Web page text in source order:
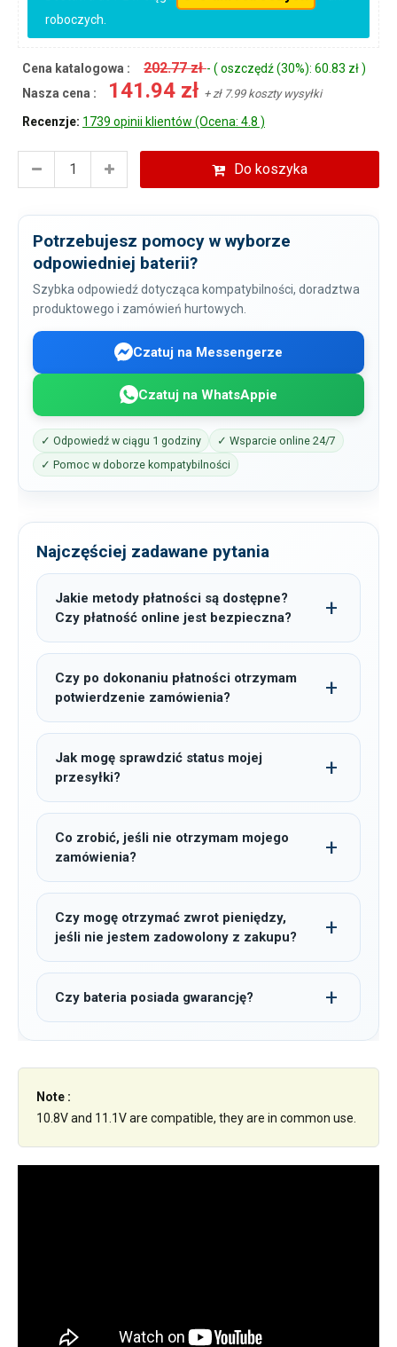
roboczych.
Cena katalogowa : 202.77 zł- ( oszczędź (30%): 60.83 zł )
Nasza cena :
141.94 zł + zł 7.99 koszty wysyłki
Recenzje: 1739 opinii klientów (Ocena: 4.8 )
Do koszyka
Potrzebujesz pomocy w wyborze
odpowiedniej baterii?
Szybka odpowiedź dotycząca kompatybilności, doradztwa
produktowego i zamówień hurtowych.
Czatuj na Messengerze
Czatuj na WhatsAppie
✓ Odpowiedź w ciągu 1 godziny
✓ Wsparcie online 24/7
✓ Pomoc w doborze kompatybilności
Najczęściej zadawane pytania
Jakie metody płatności są dostępne?
Czy płatność online jest bezpieczna?
Czy po dokonaniu płatności otrzymam
potwierdzenie zamówienia?
Jak mogę sprawdzić status mojej
przesyłki?
Co zrobić, jeśli nie otrzymam mojego
zamówienia?
Czy mogę otrzymać zwrot pieniędzy,
jeśli nie jestem zadowolony z zakupu?
Czy bateria posiada gwarancję?
Note :
10.8V and 11.1V are compatible, they are in common use.